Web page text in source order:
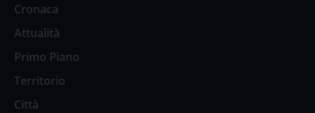
Cronaca
Attualità
Primo Piano
Territorio
Città